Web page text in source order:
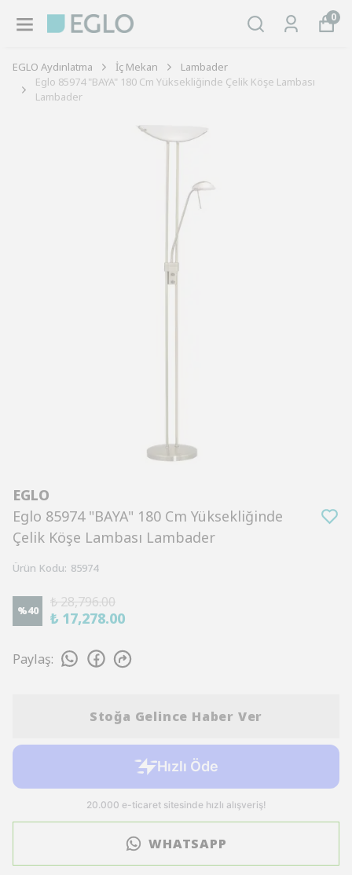
0
EGLO Aydınlatma İç Mekan
Lambader
Eglo 85974 "BAYA" 180 Cm Yüksekliğinde Çelik Köşe Lambası
Lambader
EGLO
Eglo 85974 "BAYA" 180 Cm Yüksekliğinde
Çelik Köşe Lambası Lambader
Ürün Kodu: 85974
%40
₺ 28,796.00
₺ 17,278.00
Paylaş:
Stoğa Gelince Haber Ver
WHATSAPP